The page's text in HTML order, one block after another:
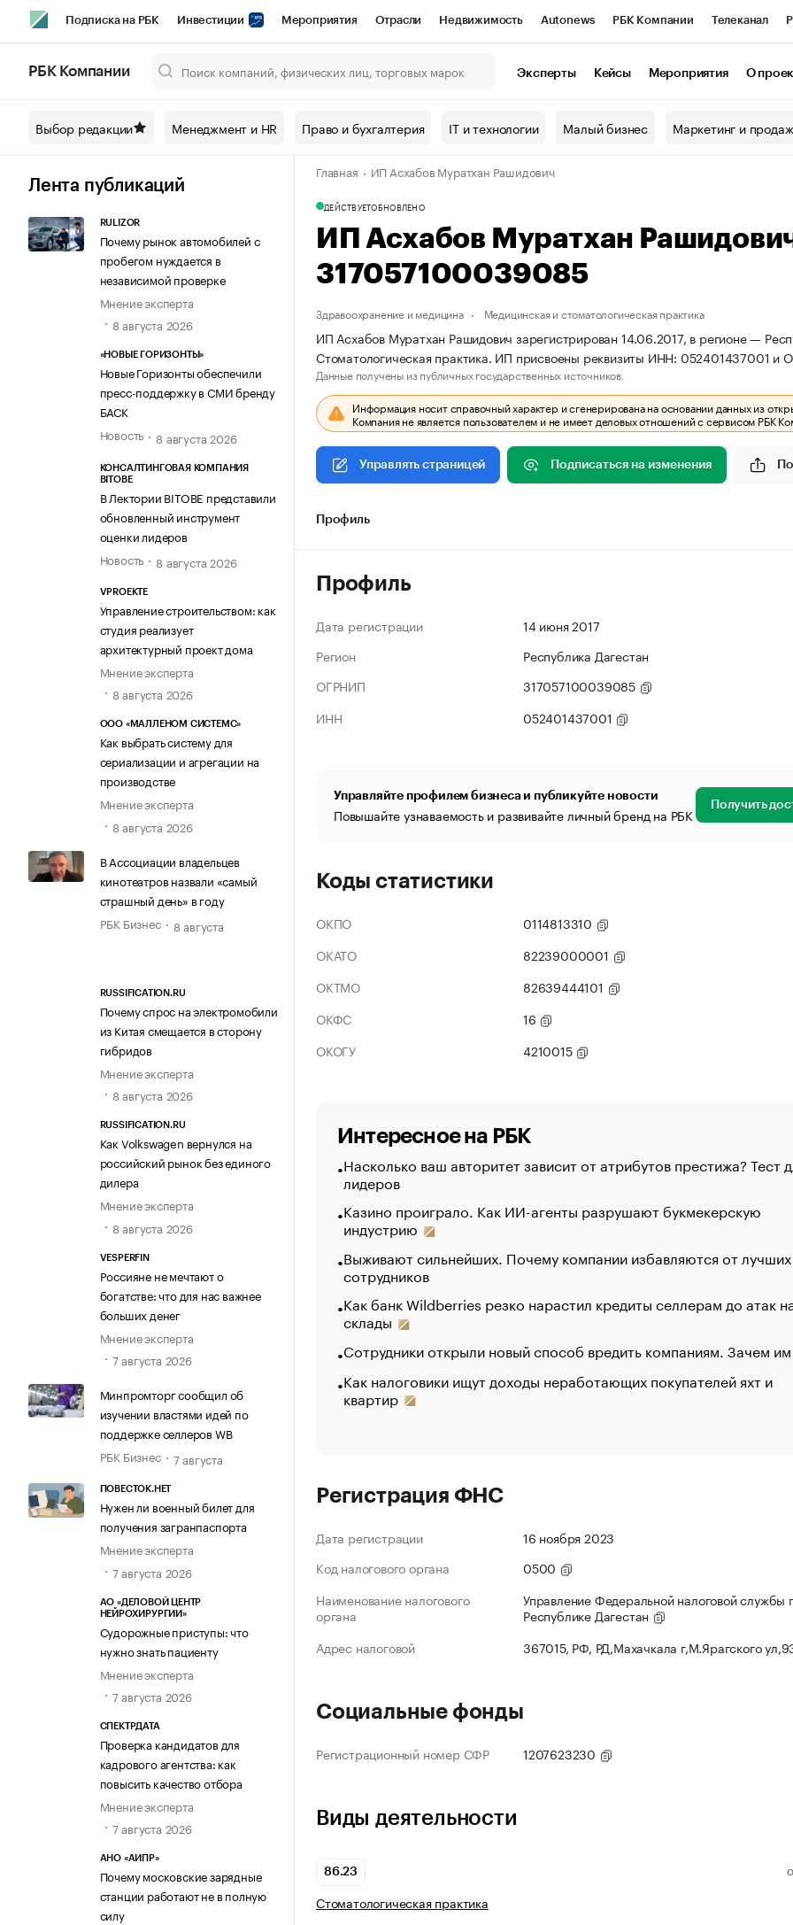
Подписка на РБК Инвестиции Мероприятия Отрасли Недвижимость Autonews РБК Компании Телеканал
Спецпроекты СПб Конференции СПб Спецпроекты Проверка контрагентов
Технологии и медиа Рынок наличной валюты
РБК Компании Эксперты Кейсы Мероприятия О
Выбор редакции Менеджмент и HR Право и бухгалтерия IT и технологии Малый бизнес Маркетинг и
Лента публикаций
RULIZOR
Почему рынок автомобилей с
пробегом нуждается в
независимой проверке
Мнение эксперта
8 августа 2026
«НОВЫЕ ГОРИЗОНТЫ»
Новые Горизонты обеспечили
пресс-поддержку в СМИ бренду
БАСК
Новость
8 августа 2026
КОНСАЛТИНГОВАЯ КОМПАНИЯ
BITOBE
В Лектории BITOBE представили
обновленный инструмент
оценки лидеров
Новость
8 августа 2026
VPROEKTE
Управление строительством: как
студия реализует
архитектурный проект дома
Мнение эксперта
8 августа 2026
ООО «МАЛЛЕНОМ СИСТЕМС»
Как выбрать систему для
сериализации и агрегации на
производстве
Мнение эксперта
8 августа 2026
В Ассоциации владельцев
кинотеатров назвали «самый
страшный день» в году
РБК Бизнес
8 августа
RUSSIFICATION.RU
Почему спрос на электромобили
из Китая смещается в сторону
гибридов
Мнение эксперта
8 августа 2026
RUSSIFICATION.RU
Как Volkswagen вернулся на
российский рынок без единого
дилера
Мнение эксперта
8 августа 2026
VESPERFIN
Россияне не мечтают о
богатстве: что для нас важнее
больших денег
Мнение эксперта
7 августа 2026
Минпромторг сообщил об
изучении властями идей по
поддержке селлеров WB
РБК Бизнес
7 августа
ПОВЕСТОК.НЕТ
Нужен ли военный билет для
получения загранпаспорта
Мнение эксперта
7 августа 2026
АО «ДЕЛОВОЙ ЦЕНТР
НЕЙРОХИРУРГИИ»
Судорожные приступы: что
нужно знать пациенту
Мнение эксперта
7 августа 2026
СПЕКТРДАТА
Проверка кандидатов для
кадрового агентства: как
повысить качество отбора
Мнение эксперта
7 августа 2026
АНО «АИПР»
Почему московские зарядные
станции работают не в полную
силу
Главная ИП Асхабов Муратхан Рашидович
ДЕЙСТВУЕТОБНОВЛЕНО
ИП Асхабов Муратхан
317057100039085
Здравоохранение и медицина Медицинская и стоматологическая практика
ИП Асхабов Муратхан Рашидович зарегистрирован 14.06.2017, в регионе —
Стоматологическая практика. ИП присвоены реквизиты ИНН: 052401437001
Данные получены из публичных государственных источников.
Информация носит справочный характер и сгенерирована на основании данных из
Компания не является пользователем и не имеет деловых отношений с сервисом РБК
Управлять страницей Подписаться на изменения
Профиль
Профиль
Дата регистрации
14 июня 2017
Регион
Республика Дагестан
ОГРНИП
317057100039085
ИНН
052401437001
Управляйте профилем бизнеса и публикуйте новости
Повышайте узнаваемость и развивайте личный бренд на РБК Получить
Коды статистики
ОКПО
0114813310
ОКАТО
82239000001
ОКТМО
82639444101
ОКФС
16
ОКОГУ
4210015
Интересное на РБК
Насколько ваш авторитет зависит от атрибутов престижа? Тест
лидеров
Казино проиграло. Как ИИ-агенты разрушают букмекерскую
индустрию
Выживают сильнейших. Почему компании избавляются от лучших
сотрудников
Как банк Wildberries резко нарастил кредиты селлерам до атак
склады
Сотрудники открыли новый способ вредить компаниям. Зачем
Как налоговики ищут доходы неработающих покупателей яхт и
квартир
Регистрация ФНС
Дата регистрации
16 ноября 2023
Код налогового органа
0500
Наименование налогового
органа
Управление Федеральной налоговой службы
Республике Дагестан
Адрес налоговой
367015, РФ, РД,Махачкала г,М.Ярагского
Социальные фонды
Регистрационный номер СФР 1207623230
Виды деятельности
86.23
Стоматологическая практика